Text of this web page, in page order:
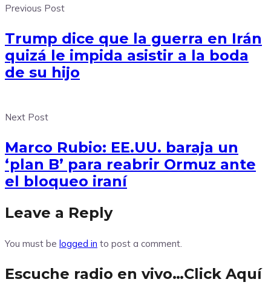
Previous Post
Trump dice que la guerra en Irán
quizá le impida asistir a la boda
de su hijo
Next Post
Marco Rubio: EE.UU. baraja un
‘plan B’ para reabrir Ormuz ante
el bloqueo iraní
Leave a Reply
You must be logged in to post a comment.
Escuche radio en vivo…Click Aquí